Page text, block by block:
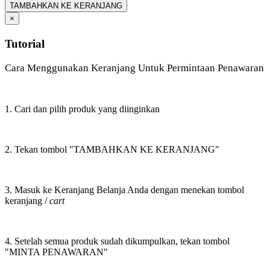
TAMBAHKAN KE KERANJANG
×
Tutorial
Cara Menggunakan Keranjang Untuk Permintaan Penawaran
1. Cari dan pilih produk yang diinginkan
2. Tekan tombol "TAMBAHKAN KE KERANJANG"
3. Masuk ke Keranjang Belanja Anda dengan menekan tombol
keranjang /cart
4. Setelah semua produk sudah dikumpulkan, tekan tombol
"MINTA PENAWARAN"